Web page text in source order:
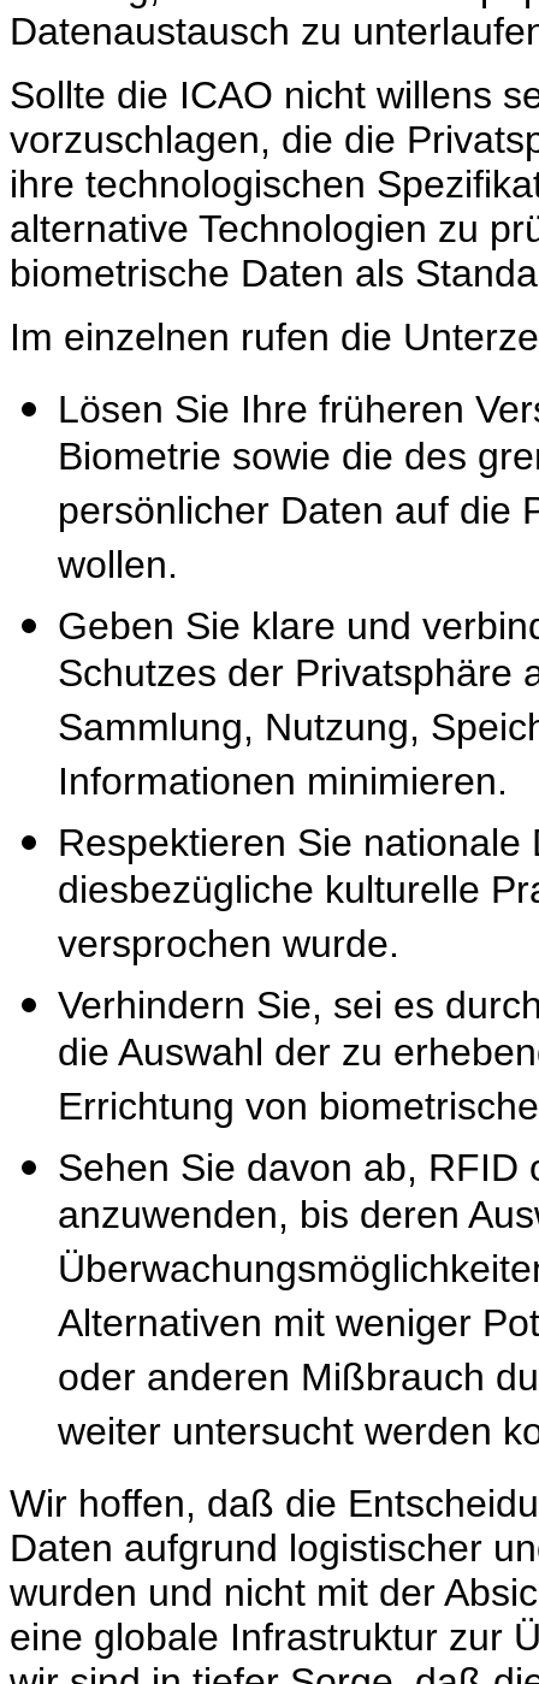
Datenaustausch zu
Sollte die ICAO nicht willens
vorzuschlagen, die die
ihre technologischen
alternative Technologien zu
biometrische Daten als
Im einzelnen rufen die
Lösen Sie Ihre früheren
Biometrie sowie die des
persönlicher Daten auf die
wollen.
Geben Sie klare und
Schutzes der Privatsphäre
Sammlung, Nutzung,
Informationen minimieren.
Respektieren Sie
diesbezügliche kulturelle
versprochen wurde.
Verhindern Sie, sei es
die Auswahl der zu
Errichtung von
Sehen Sie davon ab, RFID
anzuwenden, bis deren
Alternativen mit weniger
oder anderen Mißbrauch
weiter untersucht werden
Wir hoffen, daß die
Daten aufgrund logistischer
wurden und nicht mit der
eine globale Infrastruktur zur